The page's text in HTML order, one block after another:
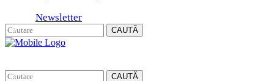
Newsletter
CAUTĂ
CAUTĂ